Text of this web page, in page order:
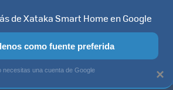
SMART TV SELECCIÓN
×
de Xataka Smart Home en Google
como fuente preferida
necesitas una cuenta de Google